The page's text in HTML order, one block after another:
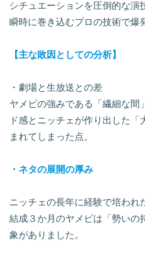
シチュエーションを圧倒的な演
瞬時に巻き込むプロの技術で爆
【主な敗因としての分析】
・劇場と生放送との差
ヤメピの強みである「繊細な間
ド感とニッチェが作り出した「
まれてしまった点。
・ネタの展開の厚み
ニッチェの長年に経験で培われ
結成３か月のヤメピは「勢いの
象がありました。